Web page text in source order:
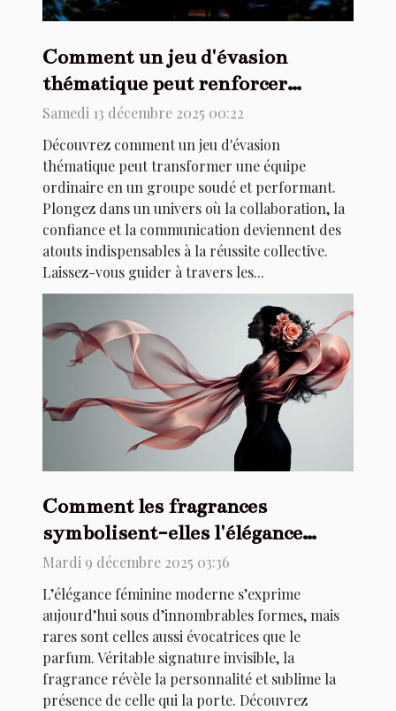
Comment un jeu d'évasion
thématique peut renforcer
l'esprit d'équipe ?
Samedi 13 décembre 2025 00:22
Découvrez comment un jeu d'évasion
thématique peut transformer une équipe
ordinaire en un groupe soudé et performant.
Plongez dans un univers où la collaboration, la
confiance et la communication deviennent des
atouts indispensables à la réussite collective.
Laissez-vous guider à travers les...
Comment les fragrances
symbolisent-elles l'élégance
féminine moderne ?
Mardi 9 décembre 2025 03:36
L’élégance féminine moderne s’exprime
aujourd’hui sous d’innombrables formes, mais
rares sont celles aussi évocatrices que le
parfum. Véritable signature invisible, la
fragrance révèle la personnalité et sublime la
présence de celle qui la porte. Découvrez